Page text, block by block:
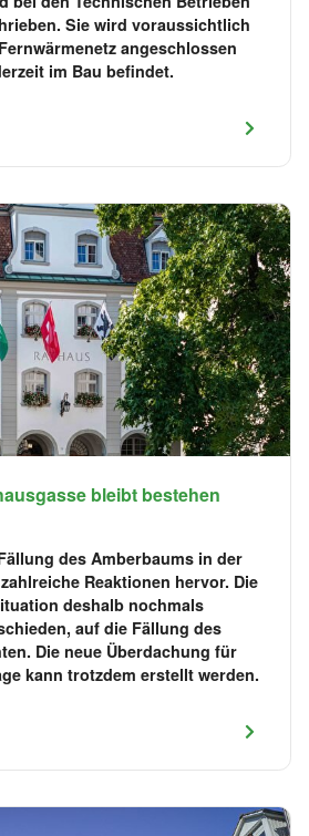
Sie wird voraussichtlich
angeschlossen
im Bau befindet.
bleibt bestehen
des Amberbaums in der
Reaktionen hervor. Die
deshalb nochmals
auf die Fällung des
Die neue Überdachung für
kann trotzdem erstellt werden.